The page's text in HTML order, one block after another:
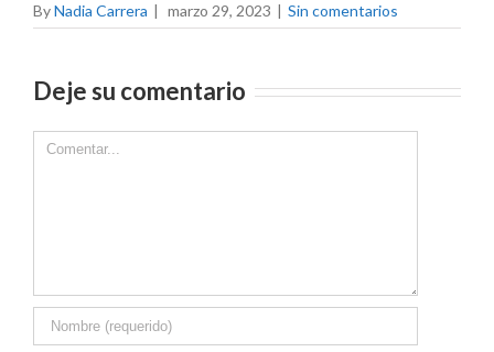
ByNadia Carrera | marzo 29, 2023 | Sin comentarios
Deje su comentario
Comment